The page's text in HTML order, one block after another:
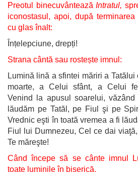
Preotul binecuvântează Intratul,
iconostasul, apoi, după
cu glas înalt:
Înțelepciune, drepți!
Strana cântă sau rostește imnul:
Lumină lină a sfintei măriri a
moarte, a Celui sfânt, a Celui
Venind la apusul soarelui,
lăudăm pe Tatăl, pe Fiul şi pe
Vrednic eşti în toată vremea a fi
Fiul lui Dumnezeu, Cel ce dai
Te măreşte!
Când începe să se cânte imnul
toate luminile în biserică.